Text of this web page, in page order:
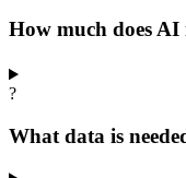
How much does
?
What data is